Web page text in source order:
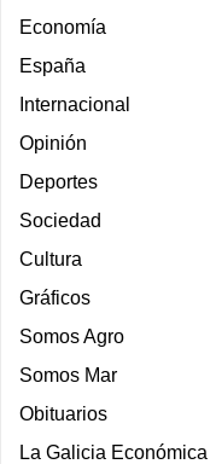
Economía
España
Internacional
Opinión
Deportes
Sociedad
Cultura
Gráficos
Somos Agro
Somos Mar
Obituarios
La Galicia Económica